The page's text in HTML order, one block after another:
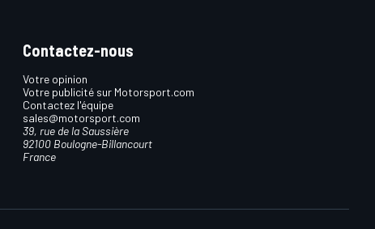
Contactez-nous
Votre opinion
Votre publicité sur Motorsport.com
Contactez l'équipe
sales@motorsport.com
39, rue de la Saussière
92100 Boulogne-Billancourt
France